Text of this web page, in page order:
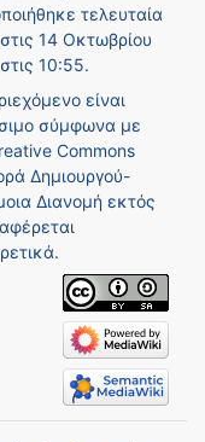
τελευταία
14 Οκτωβρίου
10:55.
είναι
σύμφωνα με
Commons
Δημιουργού-
Διανομή εκτός